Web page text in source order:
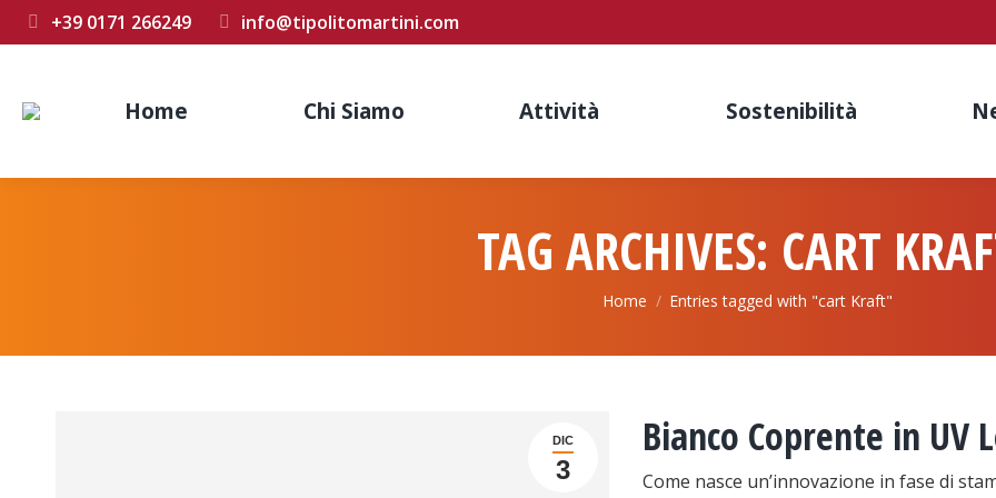
+39 0171 266249 info@tipolitomartini.com
Home Chi Siamo Attività Sostenibilità
TAG ARCHIVES: CART
You are here:
Home Entries tagged with "cart Kraft"
DIC
3
Bianco Coprente in UV
Come nasce un’innovazione in fase di